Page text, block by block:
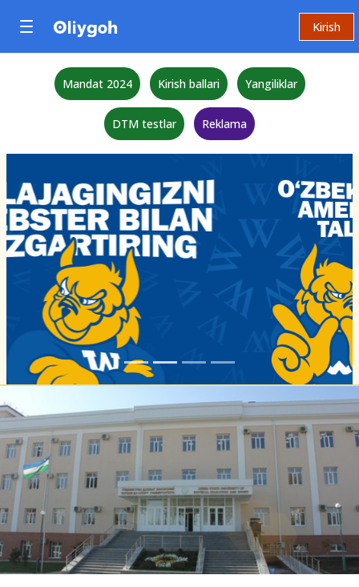
Kirish
Mandat 2024 Kirish ballari Yangiliklar
DTM testlar Reklama